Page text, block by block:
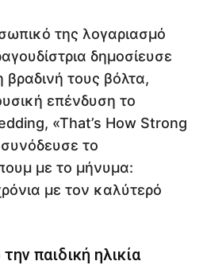
της λογαριασμό
δημοσίευσε
βραδινή τους βόλτα,
επένδυση το
«That’s How Strong
το
με το μήνυμα:
με τον καλύτερό
παιδική ηλικία